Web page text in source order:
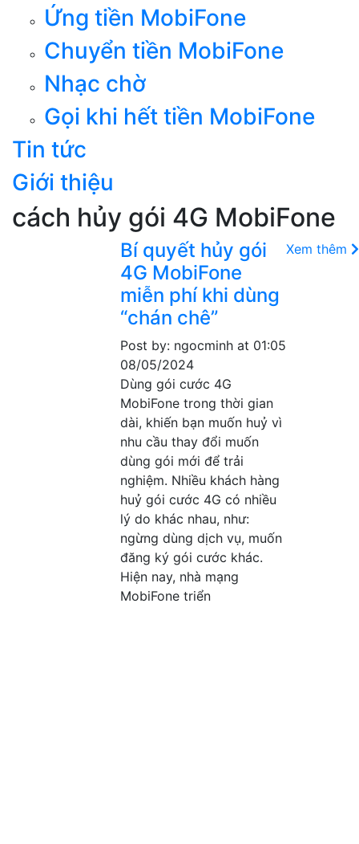
Ứng tiền MobiFone
Chuyển tiền MobiFone
Nhạc chờ
Gọi khi hết tiền MobiFone
Tin tức
Giới thiệu
cách hủy gói 4G MobiFone
Bí quyết hủy gói
4G MobiFone
miễn phí khi dùng
“chán chê”
Post by: ngocminh at 01:05
08/05/2024
Dùng gói cước 4G
MobiFone trong thời gian
dài, khiến bạn muốn huỷ vì
nhu cầu thay đổi muốn
dùng gói mới để trải
nghiệm. Nhiều khách hàng
huỷ gói cước 4G có nhiều
lý do khác nhau, như:
ngừng dùng dịch vụ, muốn
đăng ký gói cước khác.
Hiện nay, nhà mạng
MobiFone triển
Xem thêm